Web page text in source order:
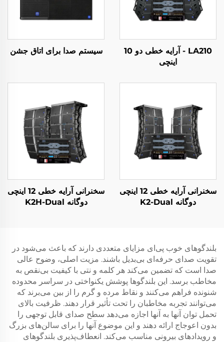
LA210 - آرایه خطی دو 10
اینچی
سیستم صدا برای اتاق جشن
سخنرانی آرایه خطی 12 اینچی
دوگانه K2-Dual
سخنرانی آرایه خطی 12 اینچی
دوگانه K2H-Dual
بلندگوهای خوب پی‌ای مزایای متعددی دارند که باعث می‌شود در
تقویت صدای حرفه‌ای بی‌بدیل باشند. مزیت اصلی، وضوح عالی
صدا است که تضمین می‌کند هر کلمه و نتی با کیفیت بی‌نقص به
مخاطب برسد. این بلندگوها پوشش یکنواختی در سراسر محدوده
شنونده فراهم می‌کنند و نقاط مرده و گرم را از بین می‌برند که
می‌توانند تجربه مخاطبان را تحت تأثیر قرار دهند. ظرفیت بالای
تحمل توان آنها به آنها اجازه می‌دهد سطح صدای قابل توجهی را
بدون اعوجاج ارائه دهند و این موضوع آنها را برای سالن‌های بزرگ
و رویدادهای بیرونی مناسب می‌کند. انعطاف‌پذیری بلندگوهای